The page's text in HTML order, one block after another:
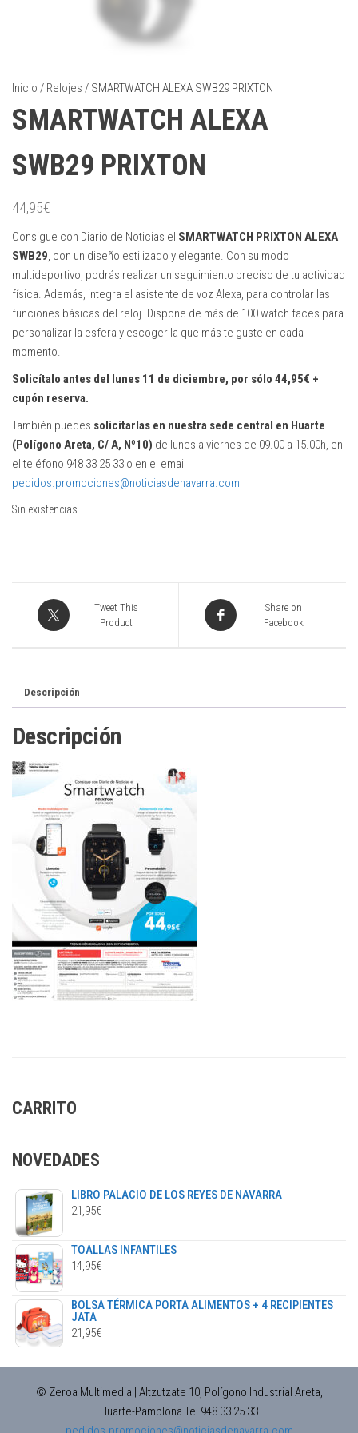
Inicio / Relojes / SMARTWATCH ALEXA SWB29 PRIXTON
SMARTWATCH ALEXA
SWB29 PRIXTON
44,95€
Consigue con Diario de Noticias el SMARTWATCH PRIXTON ALEXA
SWB29, con un diseño estilizado y elegante. Con su modo
multideportivo, podrás realizar un seguimiento preciso de tu actividad
física. Además, integra el asistente de voz Alexa, para controlar las
funciones básicas del reloj. Dispone de más de 100 watch faces para
personalizar la esfera y escoger la que más te guste en cada
momento.
Solicítalo antes del lunes 11 de diciembre, por sólo 44,95€ +
cupón reserva.
También puedes solicitarlas en nuestra sede central en Huarte
(Polígono Areta, C/ A, Nº10) de lunes a viernes de 09.00 a 15.00h, en
el teléfono 948 33 25 33 o en el email
pedidos.promociones@noticiasdenavarra.com
Sin existencias
Tweet This
Product
Share on
Facebook
Descripción
Descripción
CARRITO
NOVEDADES
LIBRO PALACIO DE LOS REYES DE NAVARRA
21,95€
TOALLAS INFANTILES
14,95€
BOLSA TÉRMICA PORTA ALIMENTOS + 4 RECIPIENTES
JATA
21,95€
© Zeroa Multimedia | Altzutzate 10, Polígono Industrial Areta,
Huarte-Pamplona Tel 948 33 25 33